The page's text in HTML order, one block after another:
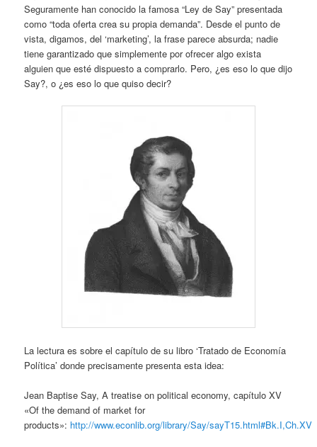
Seguramente han conocido la famosa “Ley de Say” presentada
como “toda oferta crea su propia demanda”. Desde el punto de
vista, digamos, del ‘marketing’, la frase parece absurda; nadie
tiene garantizado que simplemente por ofrecer algo exista
alguien que esté dispuesto a comprarlo. Pero, ¿es eso lo que dijo
Say?, o ¿es eso lo que quiso decir?
La lectura es sobre el capítulo de su libro ‘Tratado de Economía
Política’ donde precisamente presenta esta idea:
Jean Baptise Say, A treatise on political economy, capítulo XV
«Of the demand of market for
products»: http://www.econlib.org/library/Say/sayT15.html#Bk.I,Ch.XV